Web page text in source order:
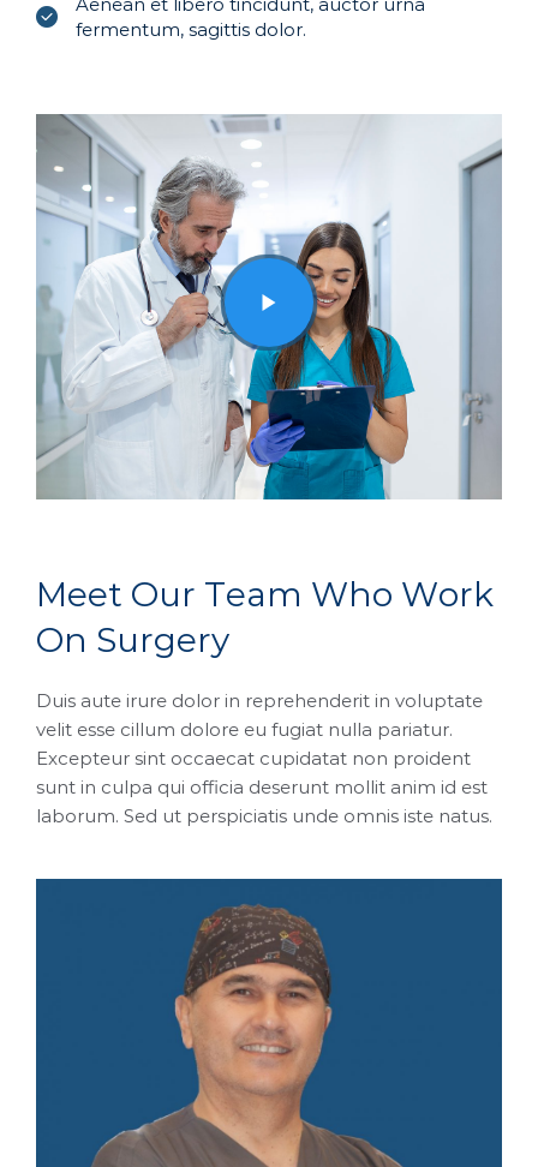
Aenean et libero tincidunt, auctor urna
fermentum, sagittis dolor.
Meet Our Team Who Work
On Surgery
Duis aute irure dolor in reprehenderit in voluptate
velit esse cillum dolore eu fugiat nulla pariatur.
Excepteur sint occaecat cupidatat non proident
sunt in culpa qui officia deserunt mollit anim id est
laborum. Sed ut perspiciatis unde omnis iste natus.